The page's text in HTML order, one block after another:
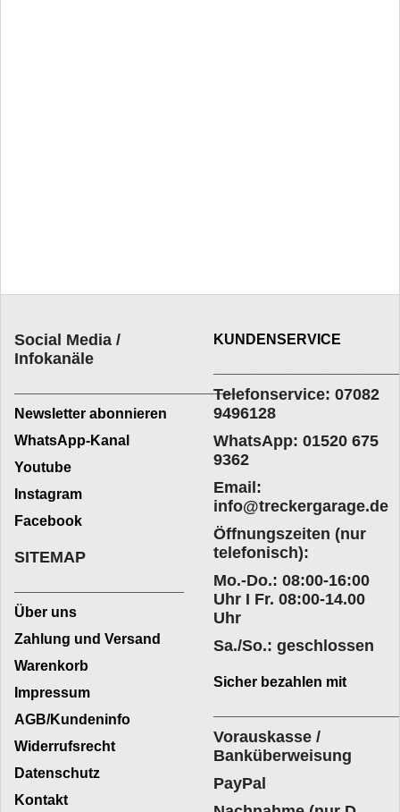
Social Media /
Infokanäle
_________________________
Newsletter abonnieren
WhatsApp-Kanal
Youtube
Instagram
Facebook
KUNDENSERVICE
Telefonservice: 07082
9496128
WhatsApp: 01520 675
9362
Email:
info@treckergarage.de
Öffnungszeiten (nur
telefonisch):
Mo.-Do.: 08:00-16:00
Uhr I Fr. 08:00-14.00
Uhr
Sa./So.: geschlossen
SITEMAP
Über uns
Zahlung und Versand
Warenkorb
Impressum
AGB/Kundeninfo
Widerrufsrecht
Datenschutz
Kontakt
Sicher bezahlen mit
Vorauskasse /
Banküberweisung
PayPal